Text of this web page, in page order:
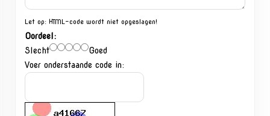
Let op: HTML-code wordt niet opgeslagen!
Oordeel:
Slecht
Goed
Voer onderstaande code in: